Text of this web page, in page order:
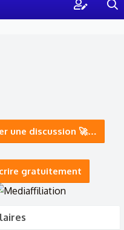
une discussion 🚀…
gratuitement